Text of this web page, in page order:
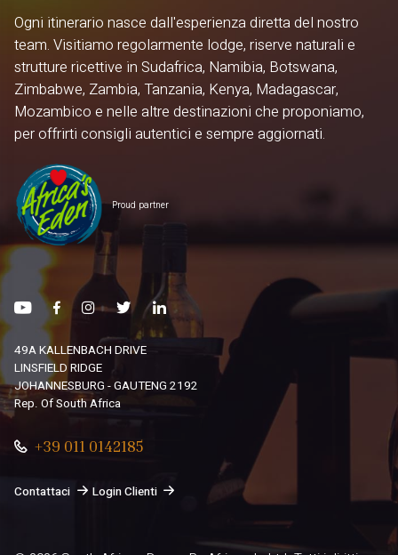
Ogni itinerario nasce dall'esperienza diretta del nostro
team. Visitiamo regolarmente lodge, riserve naturali e
strutture ricettive in Sudafrica, Namibia, Botswana,
Zimbabwe, Zambia, Tanzania, Kenya, Madagascar,
Mozambico e nelle altre destinazioni che proponiamo,
per offrirti consigli autentici e sempre aggiornati.
Proud partner
49A KALLENBACH DRIVE
LINSFIELD RIDGE
JOHANNESBURG - GAUTENG 2192
Rep. Of South Africa
+39 011 0142185
Contattaci Login Clienti